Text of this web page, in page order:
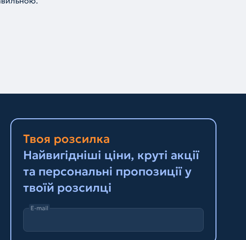
Твоя розсилка
Найвигідніші ціни, круті акції
та персональні пропозиції у
твоїй розсилці
E-mail